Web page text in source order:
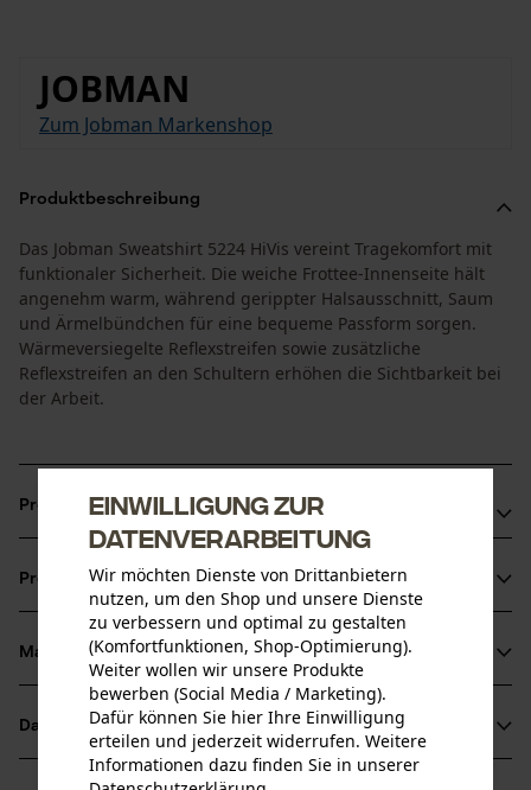
JOBMAN
Zum Jobman Markenshop
Produktbeschreibung
Das Jobman Sweatshirt 5224 HiVis vereint Tragekomfort mit
funktionaler Sicherheit. Die weiche Frottee-Innenseite hält
angenehm warm, während gerippter Halsausschnitt, Saum
und Ärmelbündchen für eine bequeme Passform sorgen.
Wärmeversiegelte Reflexstreifen sowie zusätzliche
Reflexstreifen an den Schultern erhöhen die Sichtbarkeit bei
der Arbeit.
Produktvorteile
Zusätzliche Schulterreflexstreifen für verbesserte Rundum-
Sichtbarkeit
Wärmeversiegelte Reflexstreifen ohne störende Nähte für
mehr Komfort
Produktinformationen
Produktdetails
Ärmeltyp
Langarm
Material & Pflege
Material
Datenblätter
Herstellerdatenblatt (PDF)
Einwilligung zur
Datenverarbeitung
Wir möchten Dienste von Drittanbietern
nutzen, um den Shop und unsere Dienste
zu verbessern und optimal zu gestalten
(Komfortfunktionen, Shop-Optimierung).
Weiter wollen wir unsere Produkte
bewerben (Social Media / Marketing).
Dafür können Sie hier Ihre Einwilligung
erteilen und jederzeit widerrufen. Weitere
Informationen dazu finden Sie in unserer